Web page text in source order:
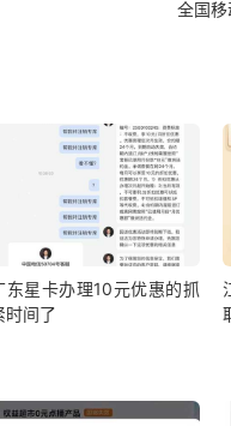
全国
东星卡办理10元优惠的抓
时间了